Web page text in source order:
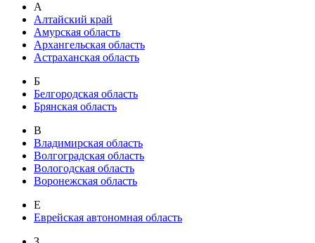
А
Алтайский край
Амурская область
Архангельская область
Астраханская область
Б
Белгородская область
Брянская область
В
Владимирская область
Волгоградская область
Вологодская область
Воронежская область
Е
Еврейская автономная область